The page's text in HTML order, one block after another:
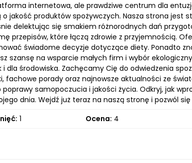
internetowa, ale prawdziwe centrum dla
o jakość produktów spożywczych. Nasza strona jest
delektując się smakiem różnorodnych dań
przepisów, które łączą zdrowie z przyjemnością.
świadome decyzje dotyczące diety. Ponadto
szansę na wsparcie małych firm i wybór
dla środowiska. Zachęcamy Cię do odwiedzenia
fachowe porady oraz najnowsze aktualności ze
samopoczucia i jakości życia. Odkryj, jak
dnia. Wejdź już teraz na naszą stronę i pozwól
1 Ocena: 4